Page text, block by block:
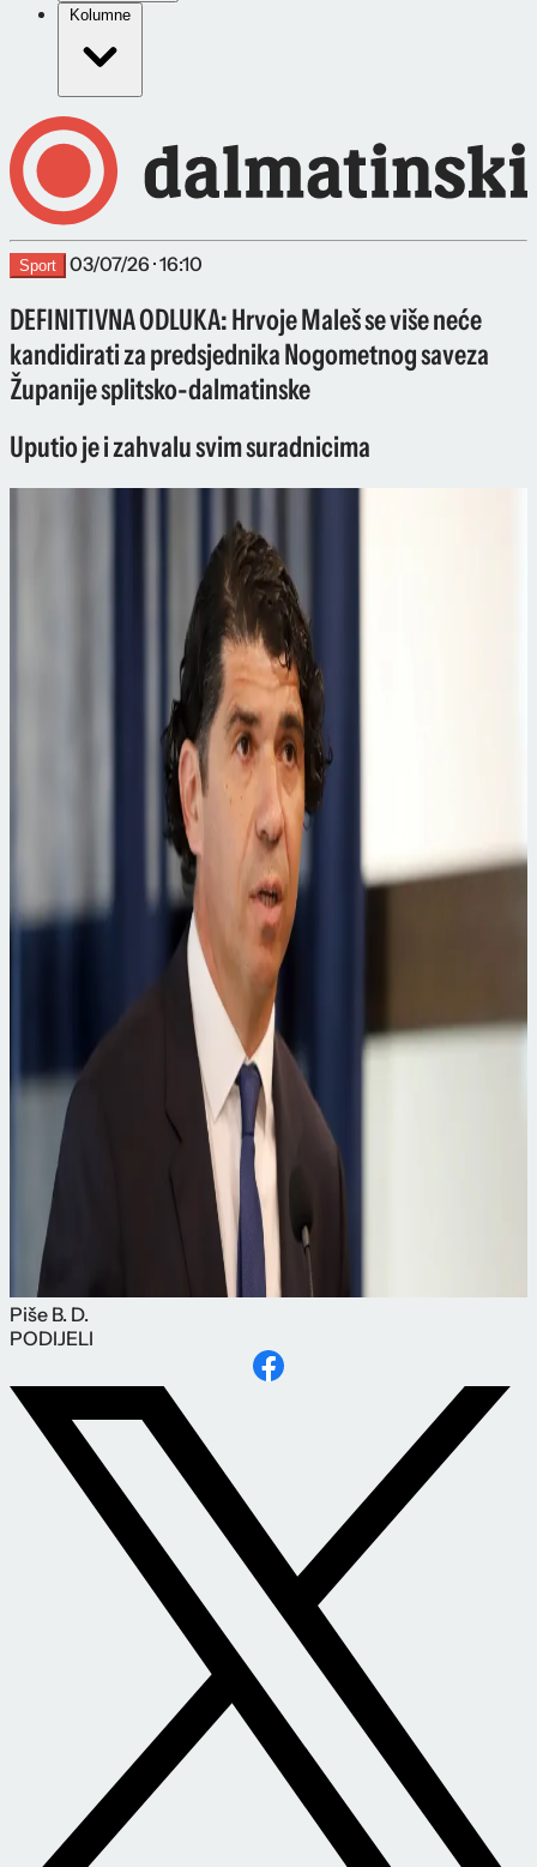
Kolumne
Sport 03/07/26 · 16:10
DEFINITIVNA ODLUKA: Hrvoje Maleš se više neće
kandidirati za predsjednika Nogometnog saveza
Županije splitsko-dalmatinske
Uputio je i zahvalu svim suradnicima
Piše B. D.
PODIJELI